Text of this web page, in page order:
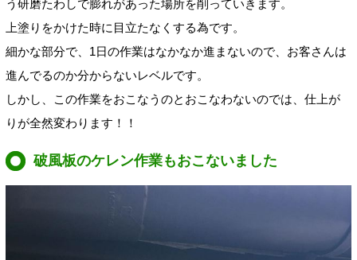
う研磨たわしで膨れがあった場所を削っていきます。
上塗りをかけた時に目立たなくする為です。
細かな部分で、1日の作業はなかなか進まないので、お客さんは
進んでるのか分からないレベルです。
しかし、この作業をおこなうのとおこなわないのでは、仕上が
りが全然変わります！！
破風板のケレン作業もおこないました